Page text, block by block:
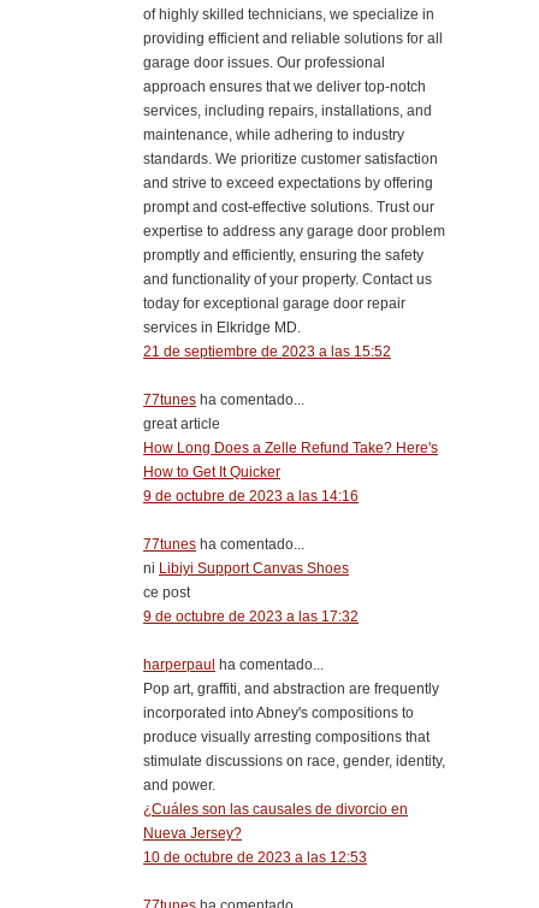
of highly skilled technicians, we specialize in
providing efficient and reliable solutions for all
garage door issues. Our professional
approach ensures that we deliver top-notch
services, including repairs, installations, and
maintenance, while adhering to industry
standards. We prioritize customer satisfaction
and strive to exceed expectations by offering
prompt and cost-effective solutions. Trust our
expertise to address any garage door problem
promptly and efficiently, ensuring the safety
and functionality of your property. Contact us
today for exceptional garage door repair
services in Elkridge MD.
21 de septiembre de 2023 a las 15:52
77tunes ha comentado...
great article
How Long Does a Zelle Refund Take? Here's
How to Get It Quicker
9 de octubre de 2023 a las 14:16
77tunes ha comentado...
ni Libiyi Support Canvas Shoes
ce post
9 de octubre de 2023 a las 17:32
harperpaul
ha comentado...
Pop art, graffiti, and abstraction are frequently
incorporated into Abney's compositions to
produce visually arresting compositions that
stimulate discussions on race, gender, identity,
and power.
¿Cuáles son las causales de divorcio en
Nueva Jersey?
10 de octubre de 2023 a las 12:53